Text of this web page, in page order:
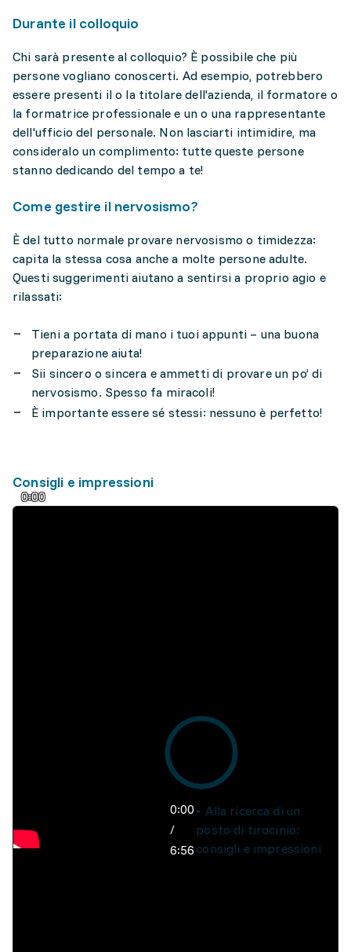
Durante il colloquio
Chi sarà presente al colloquio? È possibile che più
persone vogliano conoscerti. Ad esempio, potrebbero
essere presenti il o la titolare dell'azienda, il formatore o
la formatrice professionale e un o una rappresentante
dell'ufficio del personale. Non lasciarti intimidire, ma
consideralo un complimento: tutte queste persone
stanno dedicando del tempo a te!
Come gestire il nervosismo?
È del tutto normale provare nervosismo o timidezza:
capita la stessa cosa anche a molte persone adulte.
Questi suggerimenti aiutano a sentirsi a proprio agio e
rilassati:
Tieni a portata di mano i tuoi appunti – una buona
preparazione aiuta!
Sii sincero o sincera e ammetti di provare un po’ di
nervosismo. Spesso fa miracoli!
È importante essere sé stessi: nessuno è perfetto!
Consigli e impressioni
0:00
0:00
/
6:56
Alla ricerca di un
posto di tirocinio:
consigli e impressioni